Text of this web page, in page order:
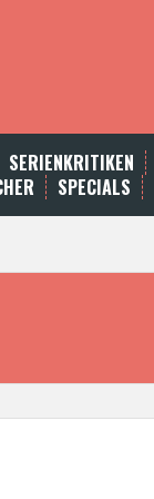
SERIENKRITIKEN
SPECIALS